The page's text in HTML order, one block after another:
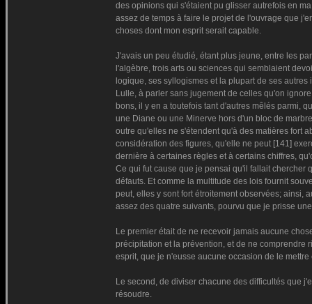
des opinions qui s'étaient pu glisser autrefois en
assez de temps à faire le projet de l'ouvrage que
choses dont mon esprit serait capable.
J'avais un peu étudié, étant plus jeune, entre les
l'algèbre, trois arts ou sciences qui semblaient
logique, ses syllogismes et la plupart de ses
Lulle, à parler sans jugement de celles qu'on
bons, il y en a toutefois tant d'autres mêlés parmi,
une Diane ou une Minerve hors d'un bloc de
outre qu'elles ne s'étendent qu'à des matières fort
considération des figures, qu'elle ne peut [141]
dernière à certaines règles et à certains chiffres,
Ce qui fut cause que je pensai qu'il fallait chercher
défauts. Et comme la multitude des lois fournit
peut, elles y sont fort étroitement observées; ainsi,
assez des quatre suivants, pourvu que je prisse
Le premier était de ne recevoir jamais aucune
précipitation et la prévention, et de ne comprendre
esprit, que je n'eusse aucune occasion de le mettre
Le second, de diviser chacune des difficultés que
résoudre.